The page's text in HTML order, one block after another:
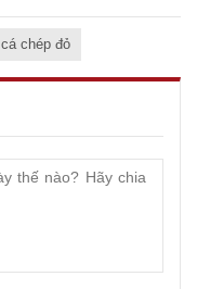
cá chép đỏ